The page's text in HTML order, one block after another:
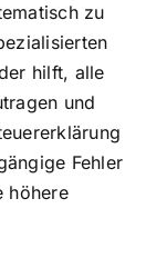
zu
hilft, alle
und
Fehler
höhere